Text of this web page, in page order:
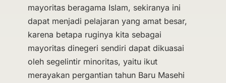
mayoritas beragama Islam, sekiranya ini
dapat menjadi pelajaran yang amat besar,
karena betapa ruginya kita sebagai
mayoritas dinegeri sendiri dapat dikuasai
oleh segelintir minoritas, yaitu ikut
merayakan pergantian tahun Baru Masehi